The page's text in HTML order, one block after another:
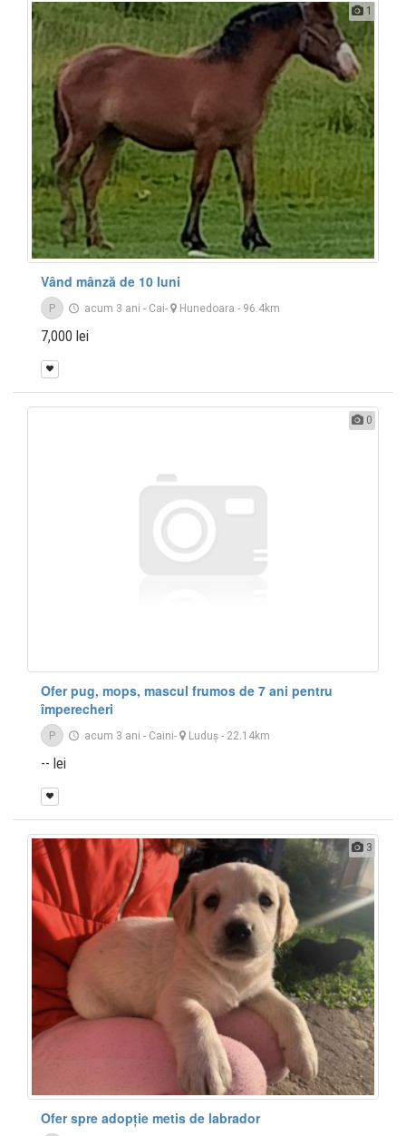
1
Vând mânză de 10 luni
P acum 3 ani - Cai- Hunedoara - 96.4km
7,000 lei
0
Ofer pug, mops, mascul frumos de 7 ani pentru
împerecheri
P acum 3 ani - Caini- Luduş- 22.14km
-- lei
3
Ofer spre adopție metis de labrador